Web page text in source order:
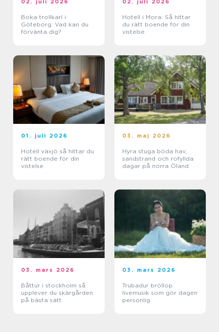
02. juli 2026
Boka trollkarl i
Göteborg: Vad kan du
förvänta dig?
02. juli 2026
Hotell i Mora: Så hittar
du rätt boende för din
vistelse
01. juli 2026
Hotell växjö så hittar du
rätt boende för din
vistelse
03. maj 2026
Hyra stuga böda hav,
sandstrand och rofyllda
dagar på norra Öland
03. mars 2026
Båttur i stockholm så
upplever du skärgården
på bästa sätt
03. mars 2026
Trubadur bröllop
livemusik som gör dagen
personlig